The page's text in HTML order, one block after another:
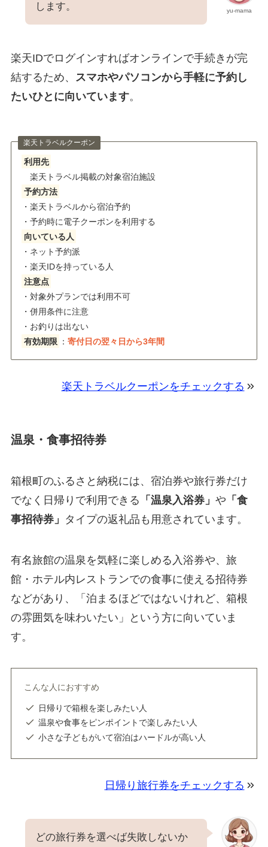
yu-mama
します。
楽天IDでログインすればオンラインで手続きが完
結するため、 スマホやパソコンから手軽に予約し
たいひとに向いています。
楽天トラベルクーポン
利用先
楽天トラベル掲載の対象宿泊施設
予約方法
・楽天トラベルから宿泊予約
・予約時に電子クーポンを利用する
向いている人
・ネット予約派
・楽天IDを持っている人
注意点
・対象外プランでは利用不可
・併用条件に注意
・お釣りは出ない
有効期限
：寄付日の翌々日から3年間
楽天トラベルクーポンをチェックする
温泉・食事招待券
箱根町のふるさと納税には、宿泊券や旅行券だけ
でなく日帰りで利用できる 「温泉入浴券」 や 「食
事招待券」 タイプの返礼品も用意されています。
有名旅館の温泉を気軽に楽しめる入浴券や、旅
館・ホテル内レストランでの食事に使える招待券
などがあり、「泊まるほどではないけれど、箱根
の雰囲気を味わいたい」という方に向いていま
す。
こんな人におすすめ
日帰りで箱根を楽しみたい人
温泉や食事をピンポイントで楽しみたい人
小さな子どもがいて宿泊はハードルが高い人
日帰り旅行券をチェックする
どの旅行券を選べば失敗しないか